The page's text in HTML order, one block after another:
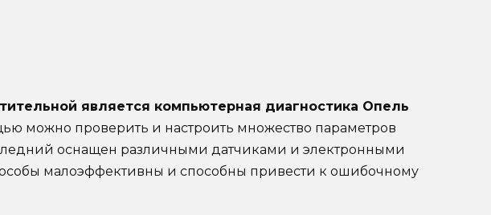
является компьютерная диагностика Опель
можно проверить и настроить множество параметров
оснащен различными датчиками и электронными
малоэффективны и способны привести к ошибочному